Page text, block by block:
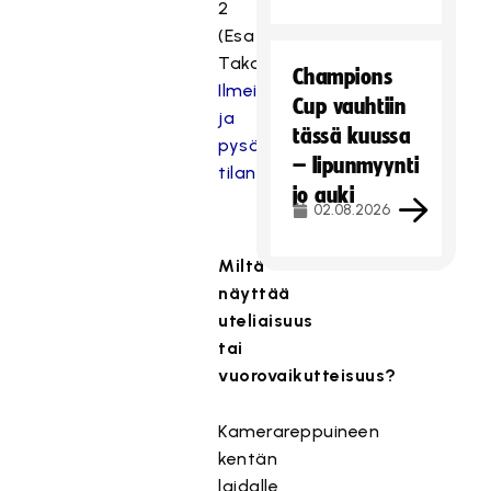
2
(Esa
Takalo):
Ilmeitä
ja
pysäytettyjä
tilanteita
Miltä
näyttää
uteliaisuus
tai
vuorovaikutteisuus?
Kamerareppuineen
kentän
laidalle
Champions
Cup vauhtiin
tässä kuussa
– lipunmyynti
jo auki
02.08.2026